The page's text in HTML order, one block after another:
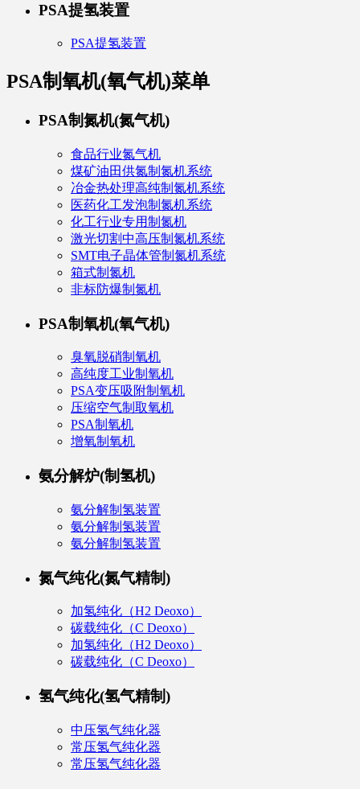
PSA提氢装置
PSA提氢装置
PSA制氧机(氧气机)菜单
PSA制氮机(氮气机)
食品行业氮气机
煤矿油田供氮制氮机系统
冶金热处理高纯制氮机系统
医药化工发泡制氮机系统
化工行业专用制氮机
激光切割中高压制氮机系统
SMT电子晶体管制氮机系统
箱式制氮机
非标防爆制氮机
PSA制氧机(氧气机)
臭氧脱硝制氧机
高纯度工业制氧机
PSA变压吸附制氧机
压缩空气制取氧机
PSA制氧机
增氧制氧机
氨分解炉(制氢机)
氨分解制氢装置
氨分解制氢装置
氨分解制氢装置
氮气纯化(氮气精制)
加氢纯化（H2 Deoxo）
碳载纯化（C Deoxo）
加氢纯化（H2 Deoxo）
碳载纯化（C Deoxo）
氢气纯化(氢气精制)
中压氢气纯化器
常压氢气纯化器
常压氢气纯化器